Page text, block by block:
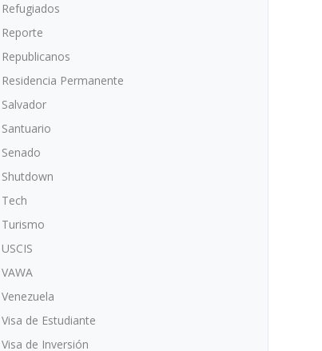
Refugiados
Reporte
Republicanos
Residencia Permanente
Salvador
Santuario
Senado
Shutdown
Tech
Turismo
USCIS
VAWA
Venezuela
Visa de Estudiante
Visa de Inversión